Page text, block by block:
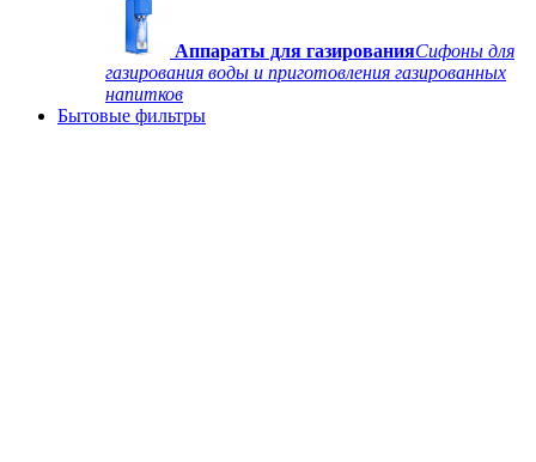
Аппараты для газированияСифоны для
газирования воды и приготовления газированных
напитков
Бытовые фильтры